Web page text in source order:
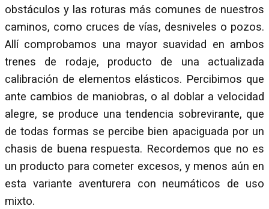
obstáculos y las roturas más comunes de nuestros
caminos, como cruces de vías, desniveles o pozos.
Allí comprobamos una mayor suavidad en ambos
trenes de rodaje, producto de una actualizada
calibración de elementos elásticos. Percibimos que
ante cambios de maniobras, o al doblar a velocidad
alegre, se produce una tendencia sobrevirante, que
de todas formas se percibe bien apaciguada por un
chasis de buena respuesta. Recordemos que no es
un producto para cometer excesos, y menos aún en
esta variante aventurera con neumáticos de uso
mixto.